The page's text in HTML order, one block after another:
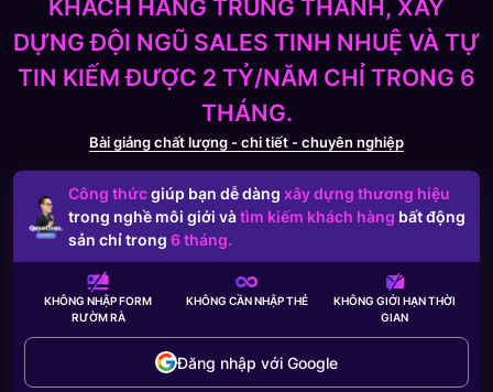
KHÁCH HÀNG TRUNG THÀNH, XÂY
DỰNG ĐỘI NGŨ SALES TINH NHUỆ VÀ TỰ
TIN KIẾM ĐƯỢC 2 TỶ/NĂM CHỈ TRONG 6
THÁNG.
Bài giảng chất lượng - chi tiết - chuyên nghiệp
Công thứcgiúp bạn dễ dàng xây dựng thương hiệu
trong nghề môi giới vàtìm kiếm khách hàng bất động
sản chỉ trong 6 tháng.
KHÔNG NHẬP FORM
RƯỜM RÀ
KHÔNG CẦNNHẬP THẺ KHÔNG GIỚI HẠNTHỜI
GIAN
Đăng nhập với Google